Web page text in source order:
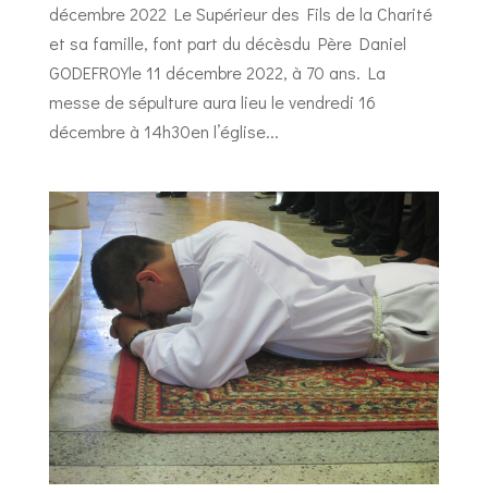
décembre 2022 Le Supérieur des Fils de la Charité
et sa famille, font part du décèsdu Père Daniel
GODEFROYle 11 décembre 2022, à 70 ans. La
messe de sépulture aura lieu le vendredi 16
décembre à 14h30en l’église...